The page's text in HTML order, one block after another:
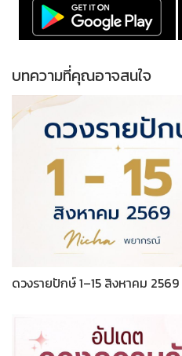
บทความที่คุณอาจสนใจ
ดวงรายปักษ์ 1–15 สิงหาคม